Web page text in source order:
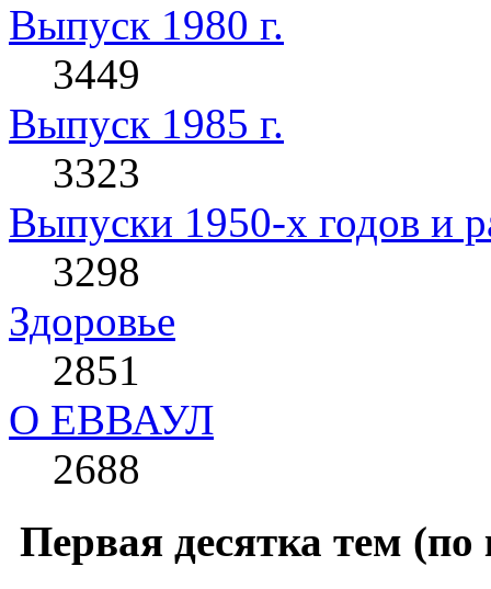
Выпуск 1980 г.
3449
Выпуск 1985 г.
3323
Выпуски 1950-х годов и
3298
Здоровье
2851
О ЕВВАУЛ
2688
Первая десятка тем (по